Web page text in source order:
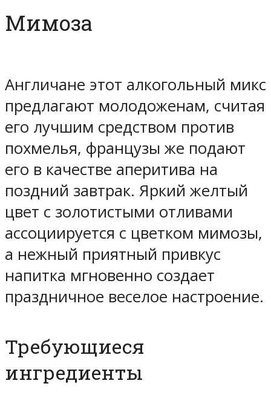
Мимоза
Англичане этот алкогольный микс
предлагают молодоженам, считая
его лучшим средством против
похмелья, французы же подают
его в качестве аперитива на
поздний завтрак. Яркий желтый
цвет с золотистыми отливами
ассоциируется с цветком мимозы,
а нежный приятный привкус
напитка мгновенно создает
праздничное веселое настроение.
Требующиеся
ингредиенты